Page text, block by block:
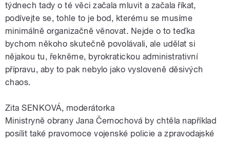
týdnech tady o té věci začala mluvit a začala říkat,
podívejte se, tohle to je bod, kterému se musíme
minimálně organizačně věnovat. Nejde o to teďka
bychom někoho skutečně povolávali, ale udělat si
nějakou tu, řekněme, byrokratickou administrativní
přípravu, aby to pak nebylo jako vysloveně děsivých
chaos.
Zita SENKOVÁ, moderátorka
Ministryně obrany Jana Černochová by chtěla například
posílit také pravomoce vojenské policie a zpravodajské